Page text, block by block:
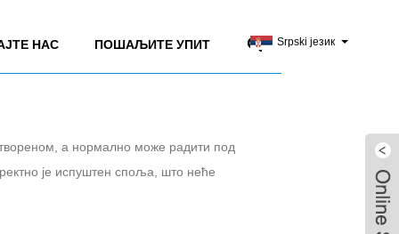
Srpski језик
НАС ПОШАЉИТЕ УПИТ
а нормално може радити под
је испуштен споља, што неће